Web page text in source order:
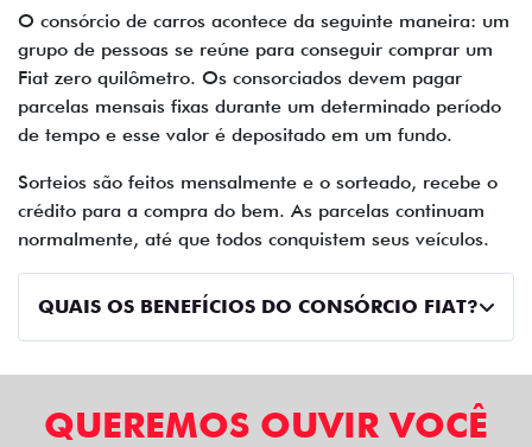
O consórcio de carros acontece da seguinte maneira: um
grupo de pessoas se reúne para conseguir comprar um
Fiat zero quilômetro. Os consorciados devem pagar
parcelas mensais fixas durante um determinado período
de tempo e esse valor é depositado em um fundo.
Sorteios são feitos mensalmente e o sorteado, recebe o
crédito para a compra do bem. As parcelas continuam
normalmente, até que todos conquistem seus veículos.
QUAIS OS BENEFÍCIOS DO CONSÓRCIO FIAT?
QUEREMOS OUVIR VOCÊ